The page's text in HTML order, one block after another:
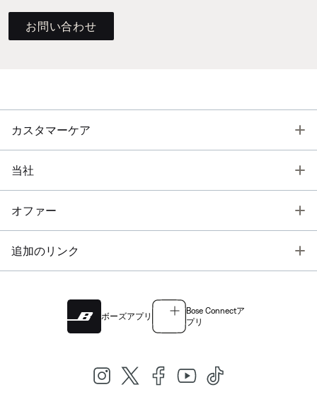
お問い合わせ
カスタマーケア
当社
オファー
追加のリンク
ボーズアプリ
Bose Connectア
プリ